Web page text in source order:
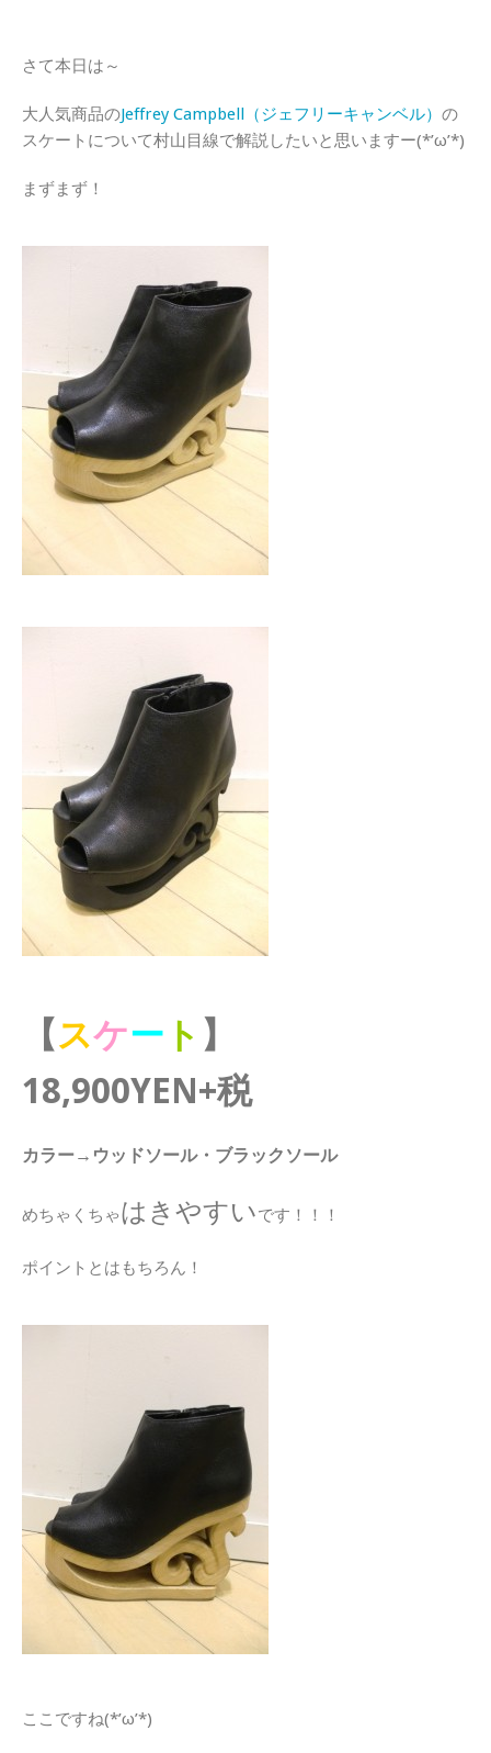
さて本日は～
大人気商品のJeffrey Campbell（ジェフリーキャンベル） の
スケートについて村山目線で解説したいと思いますー(*’ω’*)
まずまず！
【スケー ト 】
18,900YEN+税
カラー→ウッドソール・ブラックソール
めちゃくちゃはきやすいです！！！
ポイントとはもちろん！
ここですね(*’ω’*)